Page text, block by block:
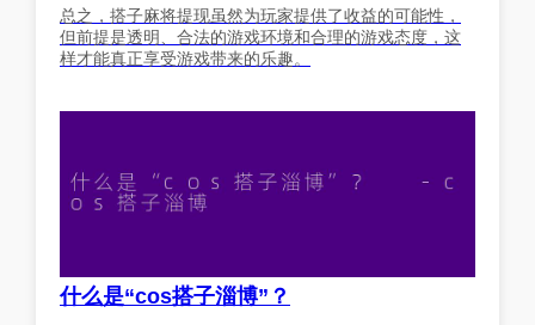
总之，搭子麻将提现虽然为玩家提供了收益的可能性，
但前提是透明、合法的游戏环境和合理的游戏态度，这
样才能真正享受游戏带来的乐趣。
什么是“cos搭子淄博”？